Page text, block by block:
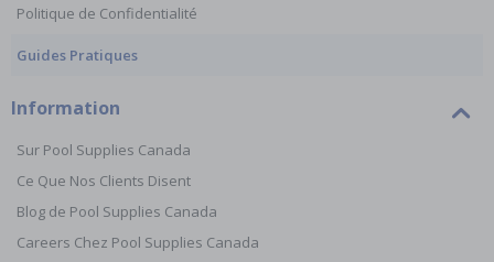
Politique de Confidentialité
Guides Pratiques
Information
Sur Pool Supplies Canada
Ce Que Nos Clients Disent
Blog de Pool Supplies Canada
Careers Chez Pool Supplies Canada